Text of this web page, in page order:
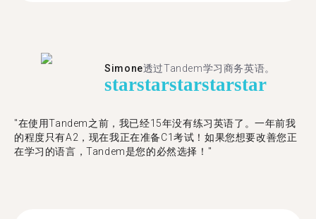
Simone透过Tandem学习商务英语。
starstarstarstarstar
"在使用Tandem之前，我已经15年没有练习英语了。一年前我
的程度只有A2，现在我正在准备C1考试！如果您想要改善您正
在学习的语言，Tandem是您的必然选择！"